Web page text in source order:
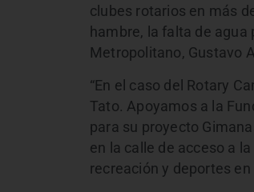
clubes rotarios en más
hambre, la falta de agua
Metropolitano, Gustavo
“En el caso del Rotary
Tato. Apoyamos a la
para su proyecto
en la calle de acceso a
recreación y deportes